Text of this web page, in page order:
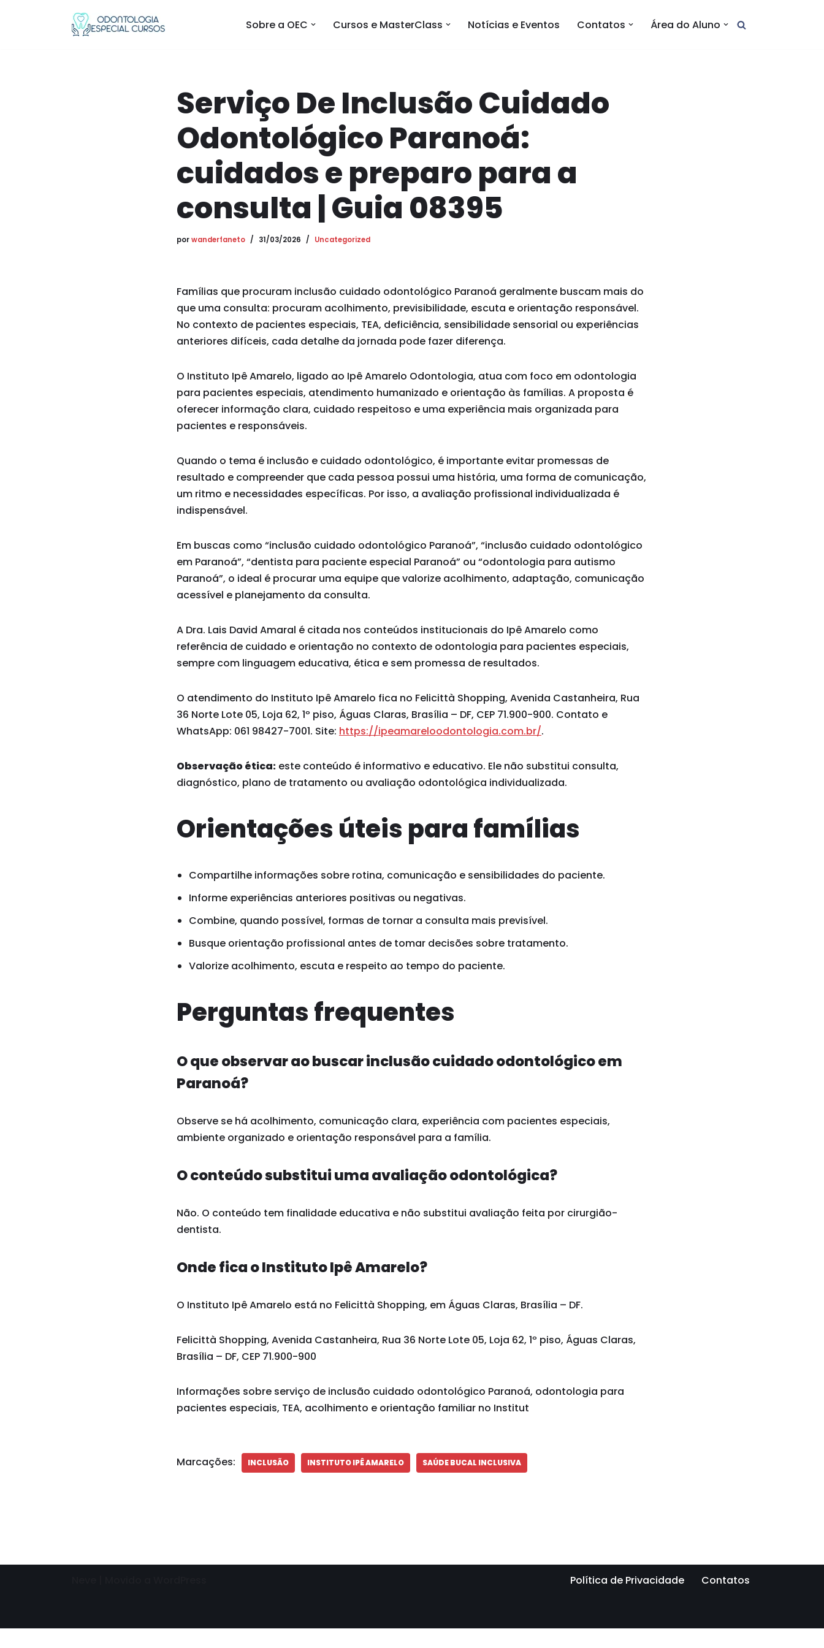
Sobre a OEC Cursos e MasterClass Notícias e Eventos Contatos Área do Aluno
Serviço De Inclusão Cuidado
Odontológico Paranoá:
cuidados e preparo para a
consulta | Guia 08395
porwanderfaneto 31/03/2026 Uncategorized
Famílias que procuram inclusão cuidado odontológico Paranoá geralmente buscam mais do
que uma consulta: procuram acolhimento, previsibilidade, escuta e orientação responsável.
No contexto de pacientes especiais, TEA, deficiência, sensibilidade sensorial ou experiências
anteriores difíceis, cada detalhe da jornada pode fazer diferença.
O Instituto Ipê Amarelo, ligado ao Ipê Amarelo Odontologia, atua com foco em odontologia
para pacientes especiais, atendimento humanizado e orientação às famílias. A proposta é
oferecer informação clara, cuidado respeitoso e uma experiência mais organizada para
pacientes e responsáveis.
Quando o tema é inclusão e cuidado odontológico, é importante evitar promessas de
resultado e compreender que cada pessoa possui uma história, uma forma de comunicação,
um ritmo e necessidades específicas. Por isso, a avaliação profissional individualizada é
indispensável.
Em buscas como “inclusão cuidado odontológico Paranoá”, “inclusão cuidado odontológico
em Paranoá”, “dentista para paciente especial Paranoá” ou “odontologia para autismo
Paranoá”, o ideal é procurar uma equipe que valorize acolhimento, adaptação, comunicação
acessível e planejamento da consulta.
A Dra. Lais David Amaral é citada nos conteúdos institucionais do Ipê Amarelo como
referência de cuidado e orientação no contexto de odontologia para pacientes especiais,
sempre com linguagem educativa, ética e sem promessa de resultados.
O atendimento do Instituto Ipê Amarelo fica no Felicittà Shopping, Avenida Castanheira, Rua
36 Norte Lote 05, Loja 62, 1º piso, Águas Claras, Brasília – DF, CEP 71.900-900. Contato e
WhatsApp: 061 98427-7001. Site: https://ipeamareloodontologia.com.br/.
Observação ética: este conteúdo é informativo e educativo. Ele não substitui consulta,
diagnóstico, plano de tratamento ou avaliação odontológica individualizada.
Orientações úteis para famílias
Compartilhe informações sobre rotina, comunicação e sensibilidades do paciente.
Informe experiências anteriores positivas ou negativas.
Combine, quando possível, formas de tornar a consulta mais previsível.
Busque orientação profissional antes de tomar decisões sobre tratamento.
Valorize acolhimento, escuta e respeito ao tempo do paciente.
Perguntas frequentes
O que observar ao buscar inclusão cuidado odontológico em
Paranoá?
Observe se há acolhimento, comunicação clara, experiência com pacientes especiais,
ambiente organizado e orientação responsável para a família.
O conteúdo substitui uma avaliação odontológica?
Não. O conteúdo tem finalidade educativa e não substitui avaliação feita por cirurgião-
dentista.
Onde fica o Instituto Ipê Amarelo?
O Instituto Ipê Amarelo está no Felicittà Shopping, em Águas Claras, Brasília – DF.
Felicittà Shopping, Avenida Castanheira, Rua 36 Norte Lote 05, Loja 62, 1º piso, Águas Claras,
Brasília – DF, CEP 71.900-900
Informações sobre serviço de inclusão cuidado odontológico Paranoá, odontologia para
pacientes especiais, TEA, acolhimento e orientação familiar no Institut
Marcações: INCLUSÃO INSTITUTO IPÊ AMARELO SAÚDE BUCAL INCLUSIVA
Política de Privacidade Contatos